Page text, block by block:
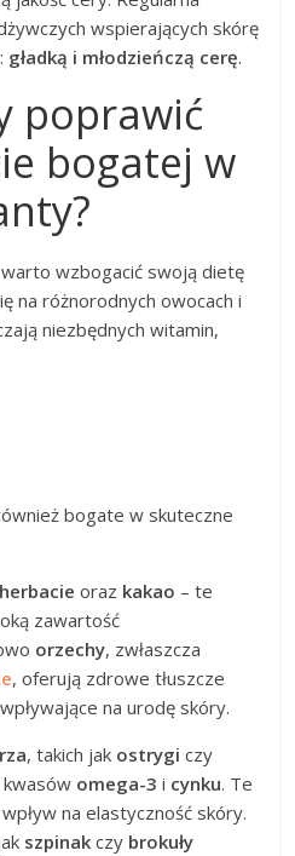
wspierających skórę
gładką i młodzieńczą cerę.
poprawić
bogatej w
wzbogacić swoją dietę
na różnorodnych owocach i
niezbędnych witamin,
bogate w skuteczne
oraz kakao – te
zawartość
orzechy, zwłaszcza
, oferują zdrowe tłuszcze
na urodę skóry.
, takich jak ostrygi czy
kwasów omega-3 i cynku. Te
na elastyczność skóry.
szpinak czy brokuły